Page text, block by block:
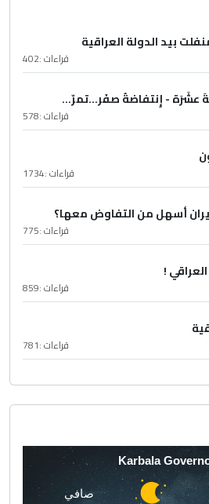
بيد الدولة العراقية
قراءات :402
عشَرَة - إِنتفاضةُ صفَر…تمرّ...
قراءات :578
قراءات :1734
أسهل من التفاوض معها؟
قراءات :775
!
قراءات :859
قراءات :781
Karbala
صافي